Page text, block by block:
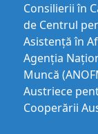
Consilierii în
de Centrul
Asistenţă în
Agenția
Muncă
Austriece
Cooperării